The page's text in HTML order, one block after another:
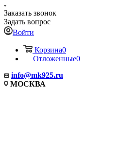
Заказать звонок
Задать вопрос
Войти
Корзина0
Отложенные0
info@mk925.ru
МОСКВА